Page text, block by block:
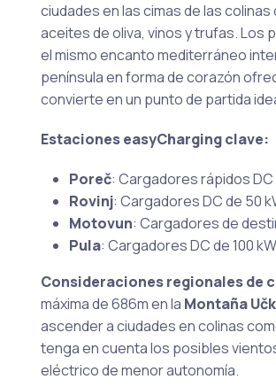
ciudades en las cimas de las
aceites de oliva, vinos y trufas. Los
el mismo encanto mediterráneo
península en forma de corazón
convierte en un punto de partida
Estaciones easyCharging clave:
Poreč: Cargadores rápidos
Rovinj: Cargadores DC de 50
Motovun: Cargadores de
Pula: Cargadores DC de 100
Consideraciones regionales de
máxima de 686m en la Montaña
ascender a ciudades en colinas
tenga en cuenta los posibles
eléctrico de menor autonomía.